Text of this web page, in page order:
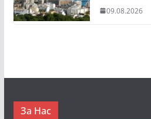
09.08.2026
За Нас